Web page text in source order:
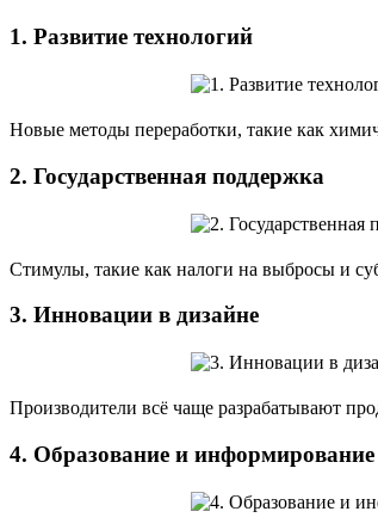
1. Развитие технологий
Новые методы переработки, такие как
2. Государственная поддержка
Стимулы, такие как налоги на выбросы и
3. Инновации в дизайне
Производители всё чаще разрабатывают
4. Образование и информирование